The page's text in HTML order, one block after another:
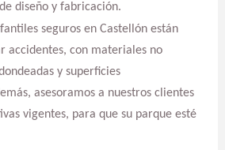
diseño y fabricación.
seguros en Castellón están
accidentes, con materiales no
y superficies
asesoramos a nuestros clientes
vigentes, para que su parque esté